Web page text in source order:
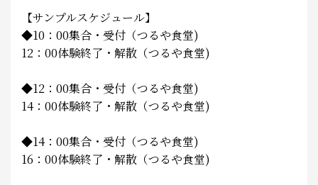
【サンプルスケジュール】
◆10：00集合・受付（つるや食堂)
12：00体験終了・解散（つるや食堂)
◆12：00集合・受付（つるや食堂)
14：00体験終了・解散（つるや食堂)
◆14：00集合・受付（つるや食堂)
16：00体験終了・解散（つるや食堂)